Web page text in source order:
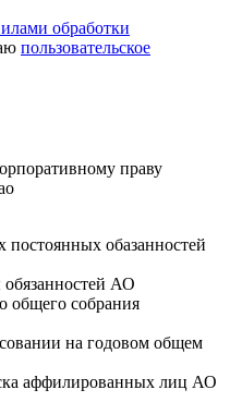
обработки
пользовательское
праву
обазанностей
обязанностей АО
общего собрания
на годовом общем
аффилированных лиц АО